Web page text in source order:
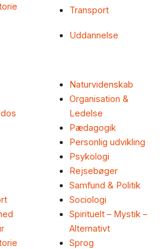
Transport
Uddannelse
Naturvidenskab
Organisation &
Ledelse
Pædagogik
Personlig udvikling
Psykologi
Rejsebøger
Samfund & Politik
Sociologi
Spirituelt – Mystik –
Alternativt
Sprog